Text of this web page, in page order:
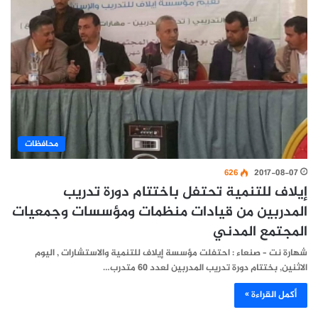
محافظات
2017-08-07
626
إيلاف للتنمية تحتفل باختتام دورة تدريب
المدربين من قيادات منظمات ومؤسسات وجمعيات
المجتمع المدني
شهارة نت – صنعاء : احتفلت مؤسسة إيلاف للتنمية والاستشارات , اليوم
الاثنين, بختتام دورة تدريب المدربين لعدد 60 متدرب…
أكمل القراءة »